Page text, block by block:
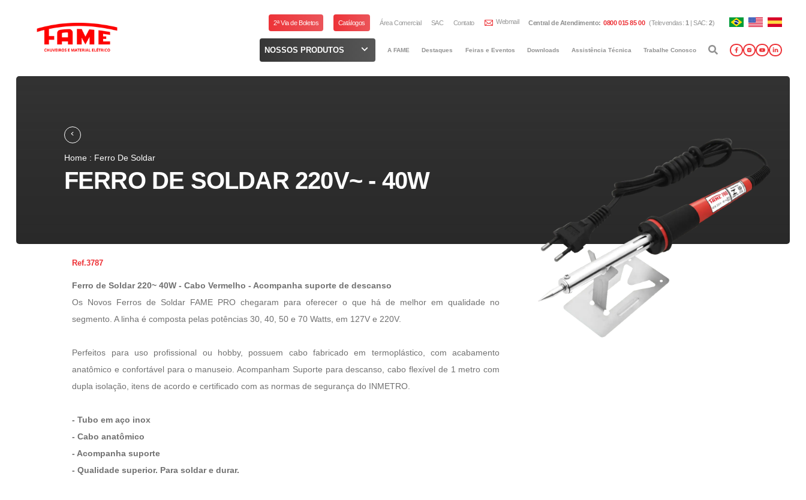
2ª Via de Boletos Catálogos Área Comercial SAC Contato Webmail Central de Atendimento: 0800 015 85 00 (Televendas: 1 |SAC: 2)
NOSSOS PRODUTOS A FAME Destaques Feiras e Eventos Downloads Assistência Técnica Trabalhe Conosco
Home : Ferro De Soldar
FERRO DE SOLDAR 220V~ - 40W
3787
Ferro de Soldar 220~ 40W - Cabo Vermelho - Acompanha suporte de descanso
Os Novos Ferros de Soldar FAME PRO chegaram para oferecer o que há de melhor em qualidade no
segmento. A linha é composta pelas potências 30, 40, 50 e 70 Watts, em 127V e 220V.
Perfeitos para uso profissional ou hobby, possuem cabo fabricado em termoplástico, com acabamento
anatômico e confortável para o manuseio. Acompanham Suporte para descanso, cabo flexível de 1 metro com
dupla isolação, itens de acordo e certificado com as normas de segurança do INMETRO.
- Tubo em aço inox
- Cabo anatômico
- Acompanha suporte
- Qualidade superior. Para soldar e durar.